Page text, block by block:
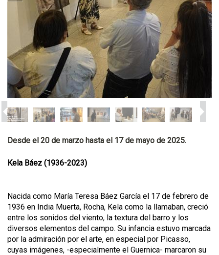
Desde el 20 de marzo hasta el 17 de mayo de 2025.
Kela Báez (1936-2023)
Nacida como María Teresa Báez García el 17 de febrero de
1936 en India Muerta, Rocha, Kela como la llamaban, creció
entre los sonidos del viento, la textura del barro y los
diversos elementos del campo. Su infancia estuvo marcada
por la admiración por el arte, en especial por Picasso,
cuyas imágenes, -especialmente el Guernica- marcaron su